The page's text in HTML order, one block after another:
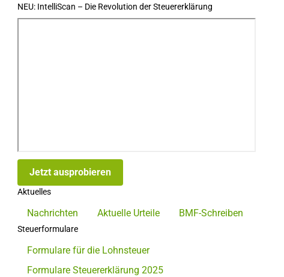
NEU: IntelliScan – Die Revolution der Steuererklärung
Jetzt ausprobieren
Aktuelles
Nachrichten Aktuelle Urteile BMF-Schreiben
Steuerformulare
Formulare für die Lohnsteuer
Formulare Steuererklärung 2025